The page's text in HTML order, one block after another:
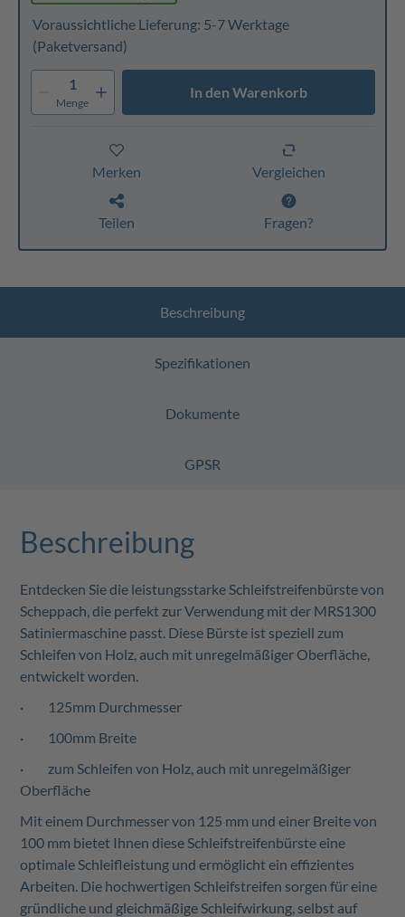
Voraussichtliche Lieferung: 5-7 Werktage
(Paketversand)
1
Menge
In den Warenkorb
Merken Vergleichen
Teilen Fragen?
Beschreibung
Spezifikationen
Dokumente
GPSR
Beschreibung
Entdecken Sie die leistungsstarke Schleifstreifenbürste von
Scheppach, die perfekt zur Verwendung mit der MRS1300
Satiniermaschine passt. Diese Bürste ist speziell zum
Schleifen von Holz, auch mit unregelmäßiger Oberfläche,
entwickelt worden.
· 125mm Durchmesser
· 100mm Breite
· zum Schleifen von Holz, auch mit unregelmäßiger
Oberfläche
Mit einem Durchmesser von 125 mm und einer Breite von
100 mm bietet Ihnen diese Schleifstreifenbürste eine
optimale Schleifleistung und ermöglicht ein effizientes
Arbeiten. Die hochwertigen Schleifstreifen sorgen für eine
gründliche und gleichmäßige Schleifwirkung, selbst auf